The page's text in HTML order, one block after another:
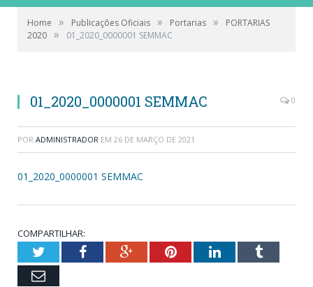
Home » Publicações Oficiais » Portarias »
PORTARIAS
2020 » 01_2020_0000001 SEMMAC
01_2020_0000001 SEMMAC 0
POR ADMINISTRADOR EM 26 DE MARÇO DE 2021
01_2020_0000001 SEMMAC
COMPARTILHAR:
TwitterFacebookGoogle+PinterestLinkedInTumblr
Email